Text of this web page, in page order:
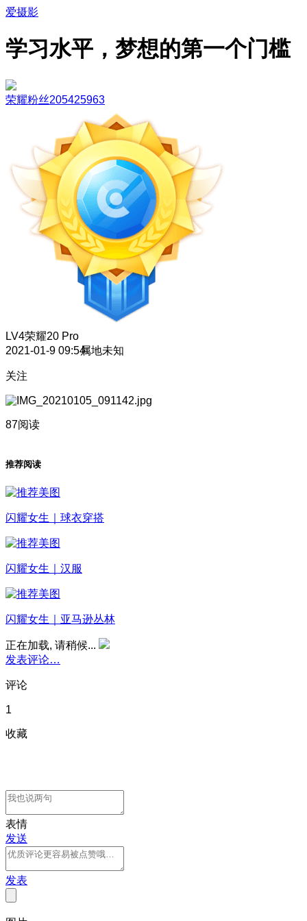
爱摄影
学习水平，梦想的第一个门槛
荣耀粉丝205425963
LV4荣耀20 Pro
2021-01-9 09:54属地未知
关注
87阅读
推荐阅读
闪耀女生｜球衣穿搭
闪耀女生｜汉服
闪耀女生｜亚马逊丛林
正在加载, 请稍候...
发表评论…
评论
1
收藏
表情
发送
发表